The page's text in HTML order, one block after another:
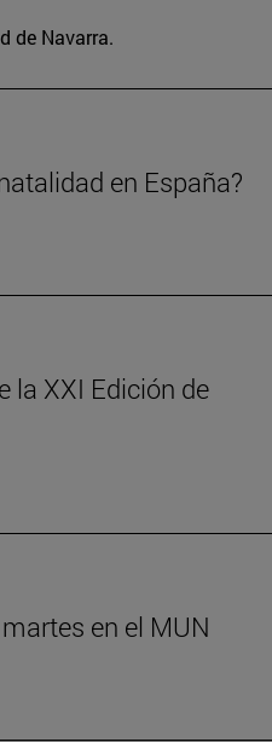
de Navarra.
en España?
la XXI Edición de
en el MUN